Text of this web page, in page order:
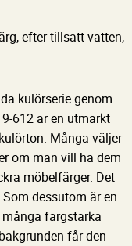
efter tillsatt vatten,
kulörserie genom
612 är en utmärkt
Många väljer
om man vill ha dem
möbelfärger. Det
dessutom är en
färgstarka
får den